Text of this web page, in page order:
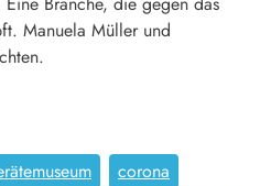
Manuela Müller und
corona